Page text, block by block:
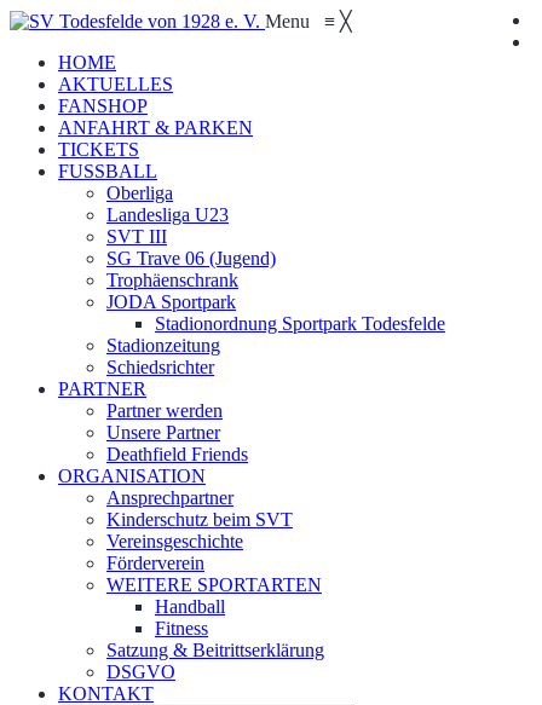
Menu ≡ ╳
HOME
AKTUELLES
FANSHOP
ANFAHRT & PARKEN
TICKETS
FUSSBALL
Oberliga
Landesliga U23
SVT III
SG Trave 06 (Jugend)
Trophäenschrank
JODA Sportpark
Stadionordnung Sportpark Todesfelde
Stadionzeitung
Schiedsrichter
PARTNER
Partner werden
Unsere Partner
Deathfield Friends
ORGANISATION
Ansprechpartner
Kinderschutz beim SVT
Vereinsgeschichte
Förderverein
WEITERE SPORTARTEN
Handball
Fitness
Satzung & Beitrittserklärung
DSGVO
KONTAKT